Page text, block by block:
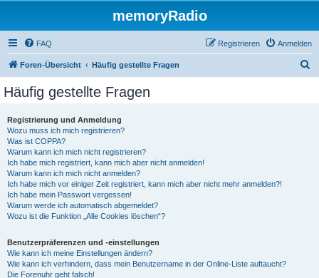
memoryRadio
FAQ Anmelden
Registrieren
Foren-Übersicht Häufig gestellte Fragen
Häufig gestellte Fragen
Registrierung und Anmeldung
Wozu muss ich mich registrieren?
Was ist COPPA?
Warum kann ich mich nicht registrieren?
Ich habe mich registriert, kann mich aber nicht anmelden!
Warum kann ich mich nicht anmelden?
Ich habe mich vor einiger Zeit registriert, kann mich aber nicht mehr anmelden?!
Ich habe mein Passwort vergessen!
Warum werde ich automatisch abgemeldet?
Wozu ist die Funktion „Alle Cookies löschen“?
Benutzerpräferenzen und -einstellungen
Wie kann ich meine Einstellungen ändern?
Wie kann ich verhindern, dass mein Benutzername in der Online-Liste auftaucht?
Die Forenuhr geht falsch!